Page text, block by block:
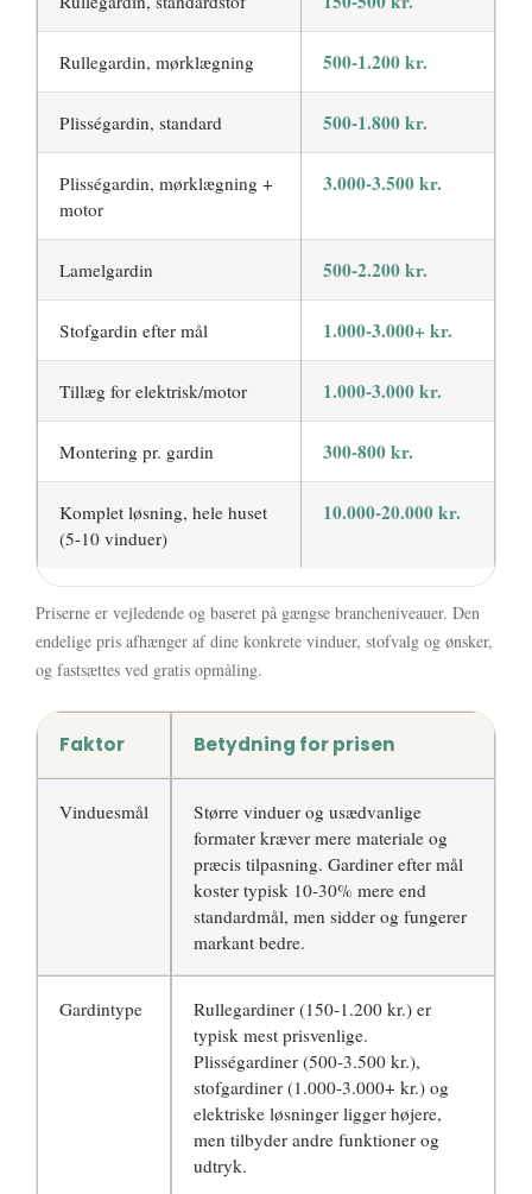
Rullegardin, mørklægning 500-1.200 kr.
Plisségardin, standard 500-1.800 kr.
Plisségardin, mørklægning +
motor
3.000-3.500 kr.
Lamelgardin 500-2.200 kr.
Stofgardin efter mål 1.000-3.000+ kr.
Tillæg for elektrisk/motor 1.000-3.000 kr.
Montering pr. gardin 300-800 kr.
Komplet løsning, hele huset
(5-10 vinduer)
10.000-20.000 kr.
Priserne er vejledende og baseret på gængse brancheniveauer. Den
endelige pris afhænger af dine konkrete vinduer, stofvalg og ønsker,
og fastsættes ved gratis opmåling.
Faktor Betydning for prisen
Vinduesmål
Større vinduer og usædvanlige
formater kræver mere materiale og
præcis tilpasning. Gardiner efter mål
koster typisk 10-30% mere end
standardmål, men sidder og fungerer
markant bedre.
Gardintype
Rullegardiner (150-1.200 kr.) er
typisk mest prisvenlige.
Plisségardiner (500-3.500 kr.),
stofgardiner (1.000-3.000+ kr.) og
elektriske løsninger ligger højere,
men tilbyder andre funktioner og
udtryk.